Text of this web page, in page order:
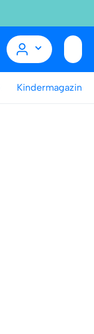
Kindermagazin